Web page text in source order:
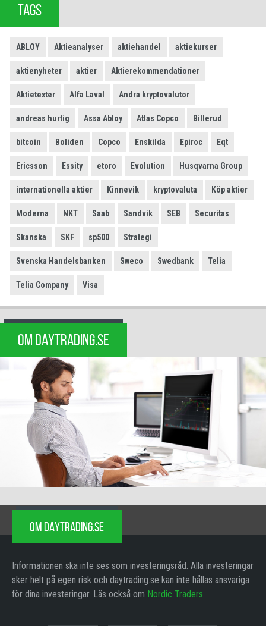
TAGS
ABLOY Aktieanalyser aktiehandel aktiekurser
aktienyheter aktier Aktierekommendationer
Aktietexter Alfa Laval Andra kryptovalutor
andreas hurtig Assa Abloy Atlas Copco Billerud
bitcoin Boliden Copco Enskilda Epiroc Eqt
Ericsson Essity etoro Evolution Husqvarna Group
internationella aktier Kinnevik kryptovaluta Köp aktier
Moderna NKT Saab Sandvik SEB Securitas
Skanska SKF sp500 Strategi
Svenska Handelsbanken Sweco Swedbank Telia
Telia Company Visa
OM DAYTRADING.SE
OM DAYTRADING.SE
Informationen ska inte ses som investeringsråd. Alla investeringar
sker helt på egen risk och daytrading.se kan inte hållas ansvariga
för dina investeringar. Läs också om Nordic Traders.